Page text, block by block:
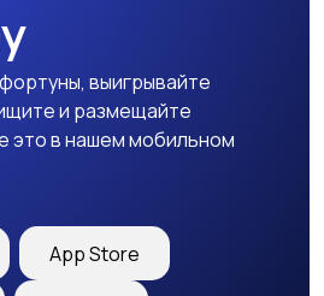
выигрывайте
и размещайте
это в нашем мобильном
App Store